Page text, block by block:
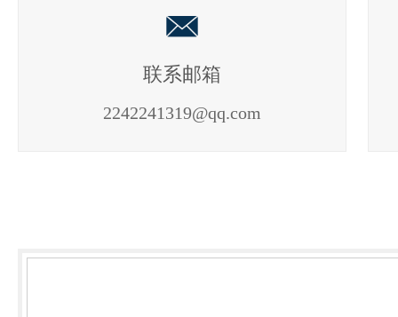
联系邮箱
2242241319@qq.com